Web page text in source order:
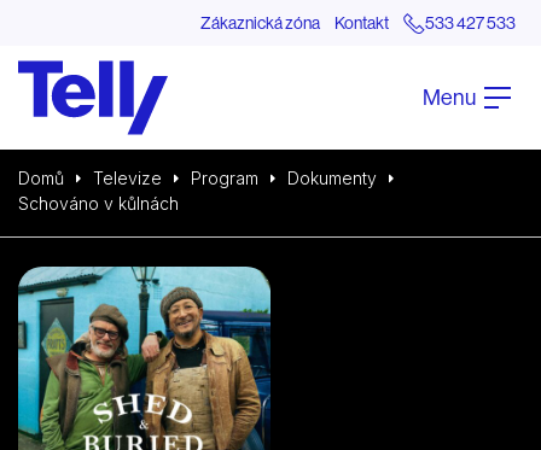
Zákaznická zóna Kontakt 533 427 533
Menu
Domů Televize Program
Dokumenty
Schováno v kůlnách